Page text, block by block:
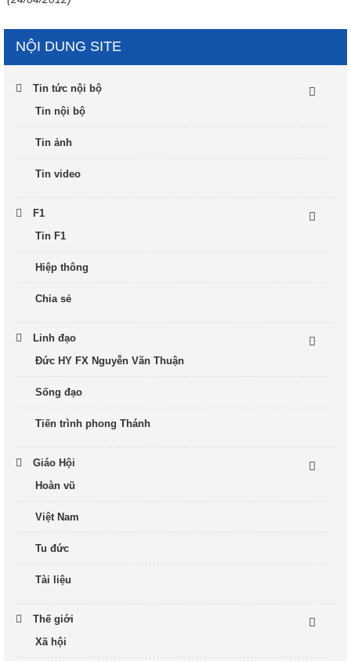
NỘI DUNG SITE
Tin tức nội bộ
Tin nội bộ
Tin ảnh
Tin video
F1
Tin F1
Hiệp thông
Chia sẻ
Linh đạo
Đức HY FX Nguyễn Văn Thuận
Sống đạo
Tiến trình phong Thánh
Giáo Hội
Hoàn vũ
Việt Nam
Tu đức
Tài liệu
Thế giới
Xã hội